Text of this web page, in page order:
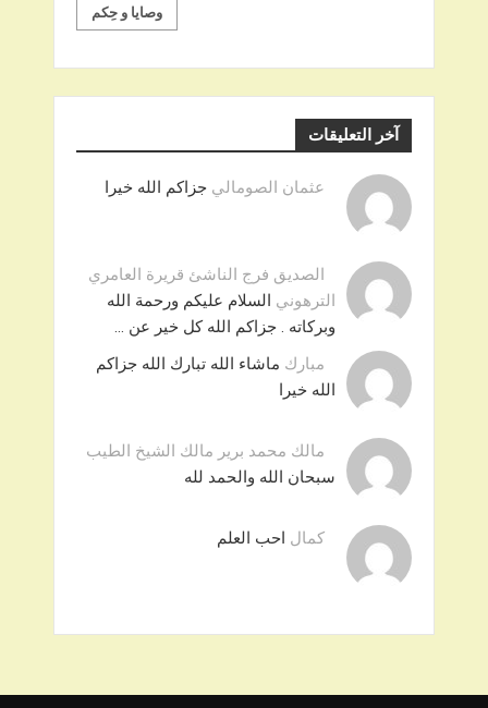
وصايا و حِكم
آخر التعليقات
عثمان الصومالي جزاكم الله خيرا
الصديق فرج الناشئ قريرة العامري
الترهوني السلام عليكم ورحمة الله
وبركاته . جزاكم الله كل خير عن …
مبارك ماشاء الله تبارك الله جزاكم
الله خيرا
مالك محمد برير مالك الشيخ الطيب
سبحان الله والحمد لله
كمال احب العلم